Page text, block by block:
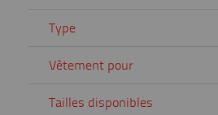
Type
Vêtement pour
Tailles disponibles